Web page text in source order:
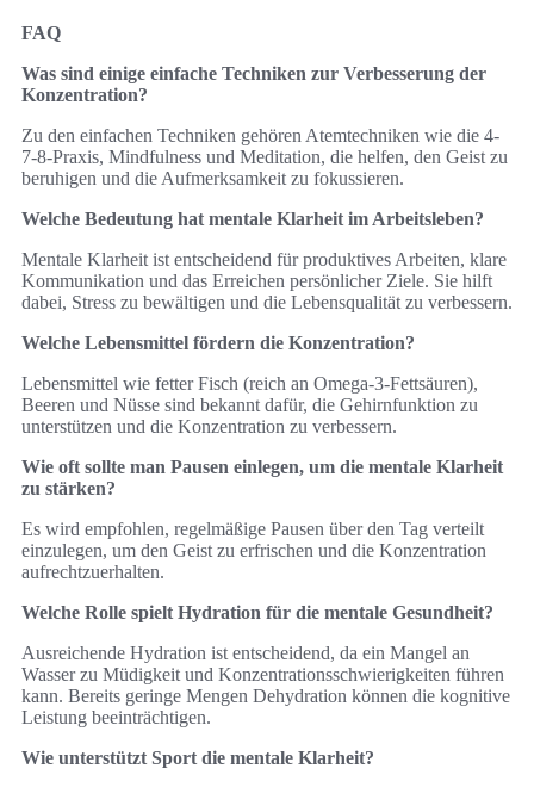
FAQ
Was sind einige einfache Techniken zur Verbesserung der
Konzentration?
Zu den einfachen Techniken gehören Atemtechniken wie die 4-
7-8-Praxis, Mindfulness und Meditation, die helfen, den Geist zu
beruhigen und die Aufmerksamkeit zu fokussieren.
Welche Bedeutung hat mentale Klarheit im Arbeitsleben?
Mentale Klarheit ist entscheidend für produktives Arbeiten, klare
Kommunikation und das Erreichen persönlicher Ziele. Sie hilft
dabei, Stress zu bewältigen und die Lebensqualität zu verbessern.
Welche Lebensmittel fördern die Konzentration?
Lebensmittel wie fetter Fisch (reich an Omega-3-Fettsäuren),
Beeren und Nüsse sind bekannt dafür, die Gehirnfunktion zu
unterstützen und die Konzentration zu verbessern.
Wie oft sollte man Pausen einlegen, um die mentale Klarheit
zu stärken?
Es wird empfohlen, regelmäßige Pausen über den Tag verteilt
einzulegen, um den Geist zu erfrischen und die Konzentration
aufrechtzuerhalten.
Welche Rolle spielt Hydration für die mentale Gesundheit?
Ausreichende Hydration ist entscheidend, da ein Mangel an
Wasser zu Müdigkeit und Konzentrationsschwierigkeiten führen
kann. Bereits geringe Mengen Dehydration können die kognitive
Leistung beeinträchtigen.
Wie unterstützt Sport die mentale Klarheit?